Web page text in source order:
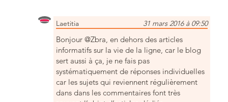
Laetitia 31 mars 2016 à 09:50
Bonjour @Zbra, en dehors des articles
informatifs sur la vie de la ligne, car le blog
sert aussi à ça, je ne fais pas
systématiquement de réponses individuelles
car les sujets qui reviennent régulièrement
dans dans les commentaires font très